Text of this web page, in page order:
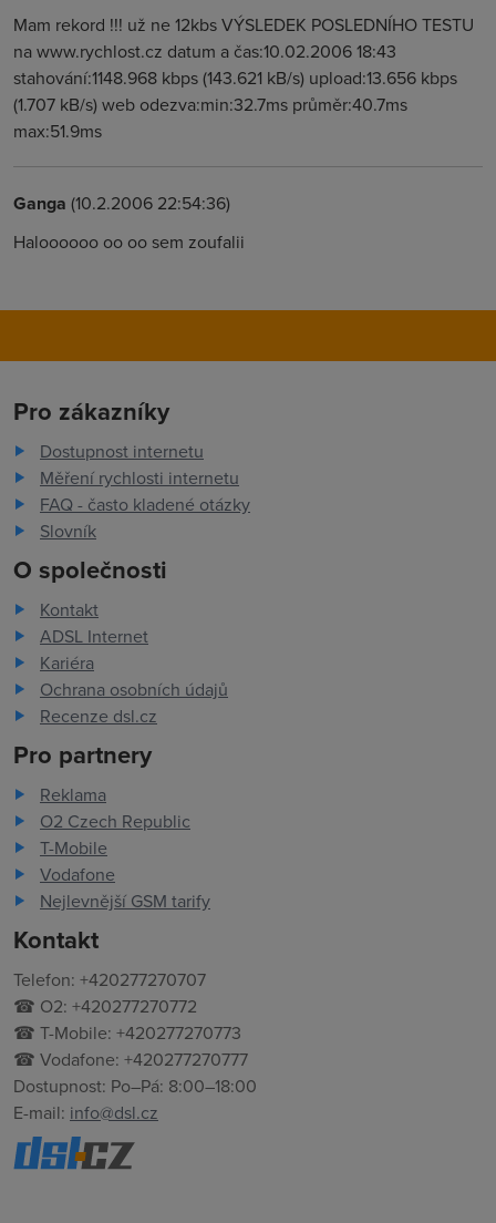
Mam rekord !!! už ne 12kbs VÝSLEDEK POSLEDNÍHO TESTU
na www.rychlost.cz datum a čas:10.02.2006 18:43
stahování:1148.968 kbps (143.621 kB/s) upload:13.656 kbps
(1.707 kB/s) web odezva:min:32.7ms průměr:40.7ms
max:51.9ms
Ganga (10.2.2006 22:54:36)
Haloooooo oo oo sem zoufalii
Pro zákazníky
Dostupnost internetu
Měření rychlosti internetu
FAQ - často kladené otázky
Slovník
O společnosti
Kontakt
ADSL Internet
Kariéra
Ochrana osobních údajů
Recenze dsl.cz
Pro partnery
Reklama
O2 Czech Republic
T-Mobile
Vodafone
Nejlevnější GSM tarify
Kontakt
Telefon: +420277270707
☎ O2: +420277270772
☎ T-Mobile: +420277270773
☎ Vodafone: +420277270777
Dostupnost: Po–Pá: 8:00–18:00
E-mail: info@dsl.cz